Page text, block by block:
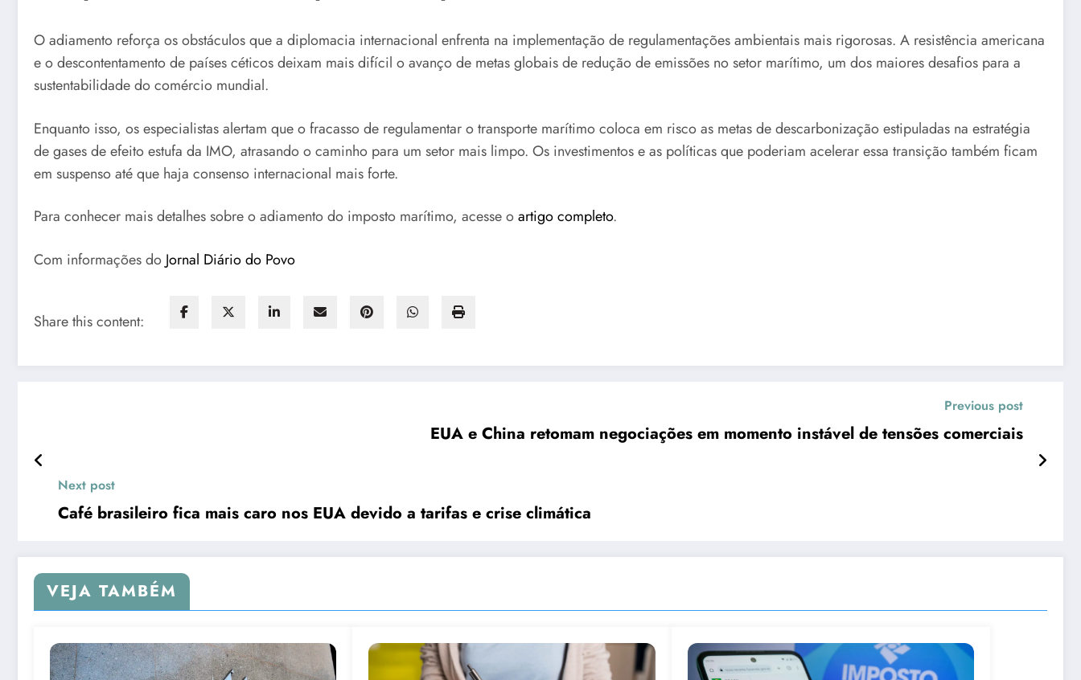
O adiamento reforça os obstáculos que a diplomacia internacional enfrenta na implementação de regulamentações ambientais mais rigorosas. A resistência americana
e o descontentamento de países céticos deixam mais difícil o avanço de metas globais de redução de emissões no setor marítimo, um dos maiores desafios para a
sustentabilidade do comércio mundial.
Enquanto isso, os especialistas alertam que o fracasso de regulamentar o transporte marítimo coloca em risco as metas de descarbonização estipuladas na estratégia
de gases de efeito estufa da IMO, atrasando o caminho para um setor mais limpo. Os investimentos e as políticas que poderiam acelerar essa transição também ficam
em suspenso até que haja consenso internacional mais forte.
Para conhecer mais detalhes sobre o adiamento do imposto marítimo, acesse oartigo completo.
Com informações do Jornal Diário do Povo
Share this content:
Previous post
EUA e China retomam negociações em momento instável de tensões comerciais
Next post
Café brasileiro fica mais caro nos EUA devido a tarifas e crise climática
VEJA TAMBÉM